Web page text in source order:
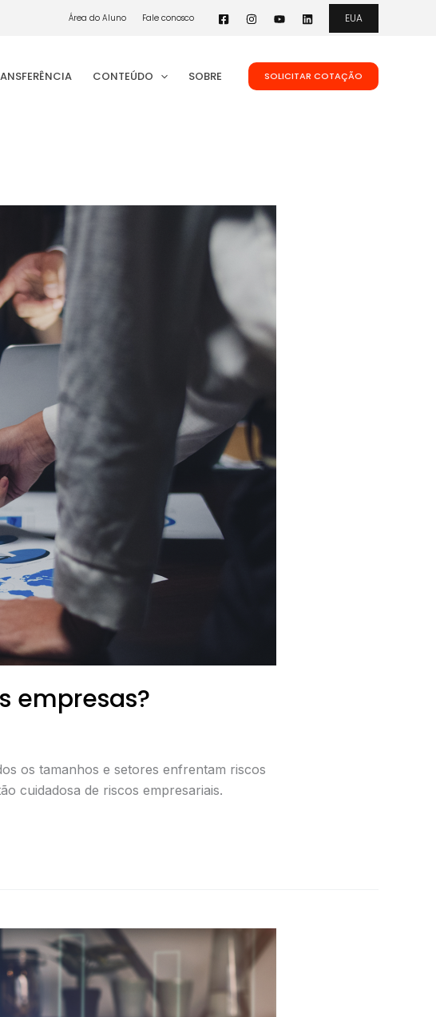
Área do Aluno Fale conosco EUA
CONTEÚDO SOBRE SOLICITAR COTAÇÃO
empresas?
os tamanhos e setores enfrentam riscos
cuidadosa de riscos empresariais.